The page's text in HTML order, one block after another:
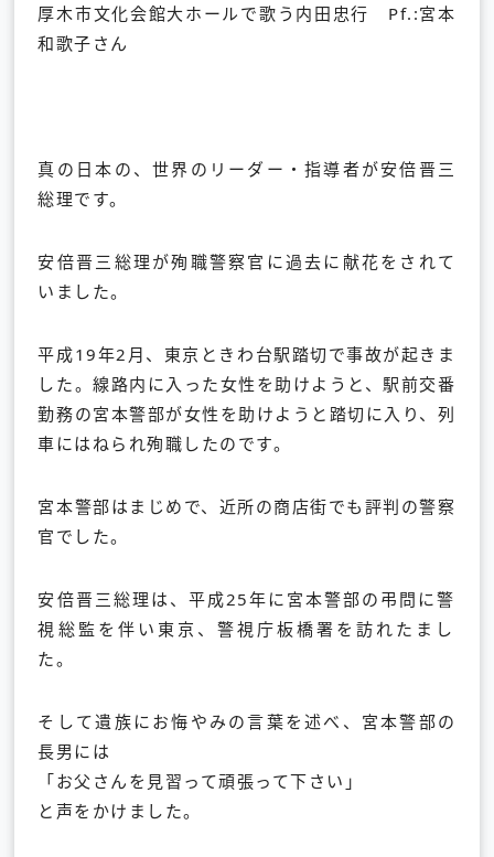
厚木市文化会館大ホールで歌う内田忠行 Pf.:宮本
和歌子さん
真の日本の、世界のリーダー・指導者が安倍晋三
総理です。
安倍晋三総理が殉職警察官に過去に献花をされて
いました。
平成19年2月、東京ときわ台駅踏切で事故が起きま
した。線路内に入った女性を助けようと、 駅前交番
勤務の宮本警部が女性を助けようと踏切に入り、 列
車にはねられ殉職したのです。
宮本警部はまじめで、近所の商店街でも評判の警察
官でした。
安倍晋三総理は、 平成25年に宮本警部の弔問に警
視総監を伴い東京、 警視庁板橋署を訪れたまし
た。
そして遺族にお悔やみの言葉を述べ、宮本警部の
長男には
「お父さんを見習って頑張って下さい」
と声をかけました。